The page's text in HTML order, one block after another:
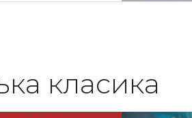
класика